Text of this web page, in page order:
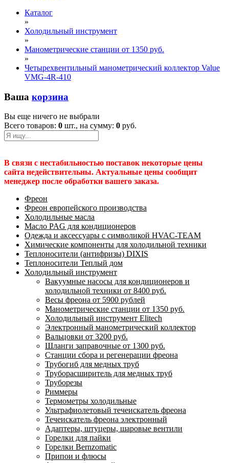
Каталог
»
Холодильный инструмент
»
Манометрические станции от 1350 руб.
»
Четырехвентильный манометрический коллектор Value
VMG-4R-410
Ваша корзина
Вы еще ничего не выбрали
Всего товаров: 0 шт., на сумму: 0 руб.
В связи с нестабильностью поставок некоторые цены
сайта недействительны. Актуальные цены сообщит
менеджер после обработки вашего заказа.
Фреон
Фреон европейского производства
Холодильные масла
Масло PAG для кондиционеров
Одежда и аксессуары с символикой HVAC-TEAM
Химические компоненты для холодильной техники
Теплоносители (антифризы) DIXIS
Теплоносители Теплый дом
Холодильный инструмент
Вакуумные насосы для кондиционеров и
холодильной техники от 8400 руб.
Весы фреона от 5900 рублей
Манометрические станции от 1350 руб.
Холодильный инструмент Elitech
Электронный манометрический коллектор
Вальцовки от 3200 руб.
Шланги заправочные от 1300 руб.
Станции сбора и регенерации фреона
Трубогиб для медных труб
Труборасширитель для медных труб
Труборезы
Риммеры
Термометры холодильные
Ультрафиолетовый течеискатель фреона
Течеискатель фреона электронный
Адаптеры, штуцеры, шаровые вентили
Горелки для пайки
Горелки Bernzomatic
Припои и флюсы